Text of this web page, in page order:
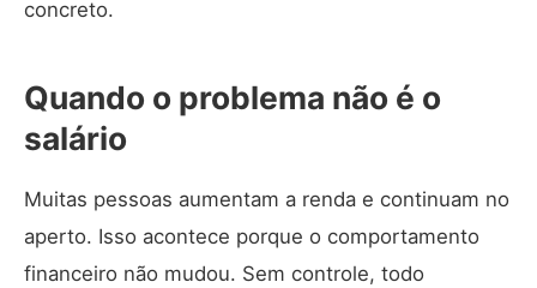
concreto.
Quando o problema não é o
salário
Muitas pessoas aumentam a renda e continuam no
aperto. Isso acontece porque o comportamento
financeiro não mudou. Sem controle, todo